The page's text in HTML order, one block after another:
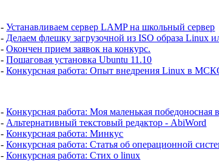
-Устанавливаем сервер LAMP на школьный сервер
- Делаем флешку загрузочной из ISO образа Linux
-Окончен прием заявок на конкурс.
-Пошаговая установка Ubuntu 11.10
-Конкурсная работа: Опыт внедрения Linux в
-Конкурсная работа: Моя маленькая победоносная
- Альтернативный текстовый редактор - AbiWord
-Конкурсная работа: Минкус
-Конкурсная работа: Статья об операционной
-Конкурсная работа: Стих о linux